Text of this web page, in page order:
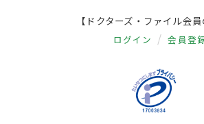
【ドクターズ・ファイル会員
ログイン 会員登